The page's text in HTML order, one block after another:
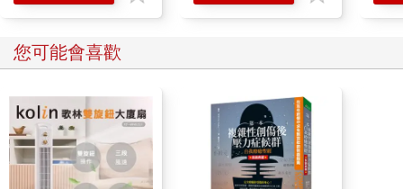
您可能會喜歡